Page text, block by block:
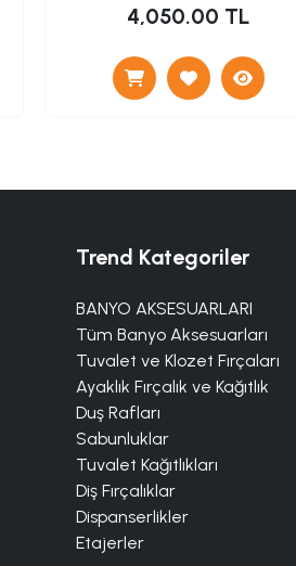
4,050.00 TL
Trend Kategoriler
BANYO AKSESUARLARI
Tüm Banyo Aksesuarları
Tuvalet ve Klozet Fırçaları
Ayaklık Fırçalık ve Kağıtlık
Duş Rafları
Sabunluklar
Tuvalet Kağıtlıkları
Diş Fırçalıklar
Dispanserlikler
Etajerler